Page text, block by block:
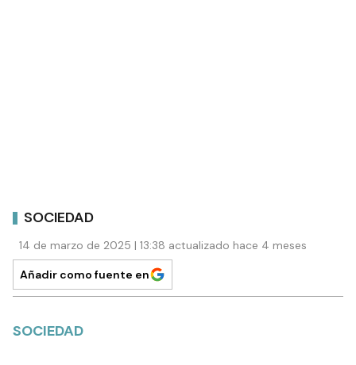
SOCIEDAD
14 de marzo de 2025 | 13:38 actualizado hace 4 meses
Añadir como fuente en
SOCIEDAD